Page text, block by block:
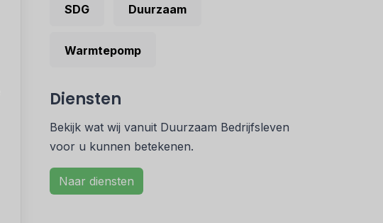
SDG Duurzaam
Warmtepomp
Diensten
Bekijk wat wij vanuit Duurzaam Bedrijfsleven
voor u kunnen betekenen.
Naar diensten